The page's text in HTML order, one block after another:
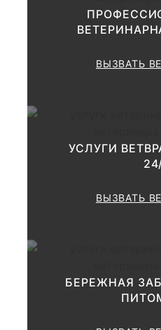
брюшной полости,
и т.д.) Консультация и
предварительного
Консультация по
Ø Общая
ВЫЗВАТЬ
УСЛУГИ
ВЫЗВАТЬ
БЕРЕЖНАЯ